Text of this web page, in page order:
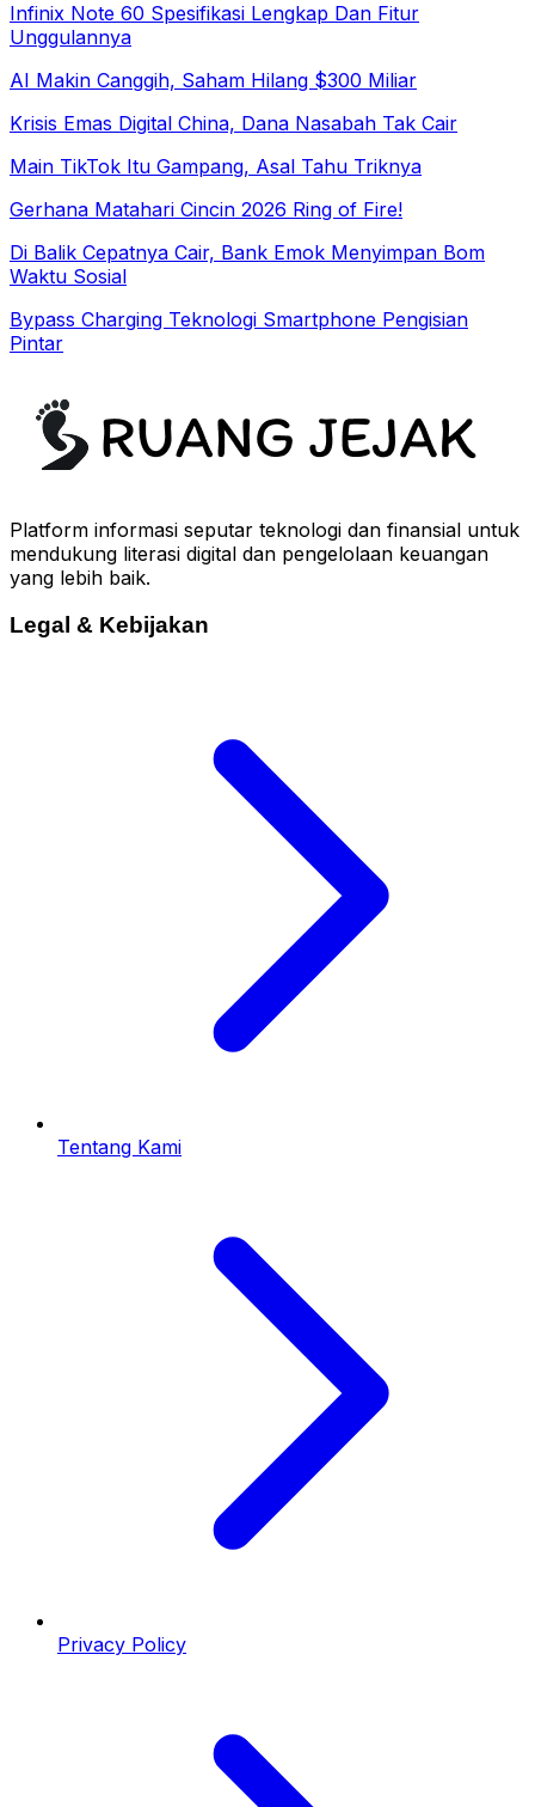
Infinix Note 60 Spesifikasi Lengkap Dan Fitur
Unggulannya
AI Makin Canggih, Saham Hilang $300 Miliar
Krisis Emas Digital China, Dana Nasabah Tak Cair
Main TikTok Itu Gampang, Asal Tahu Triknya
Gerhana Matahari Cincin 2026 Ring of Fire!
Di Balik Cepatnya Cair, Bank Emok Menyimpan Bom
Waktu Sosial
Bypass Charging Teknologi Smartphone Pengisian
Pintar
Platform informasi seputar teknologi dan finansial untuk
mendukung literasi digital dan pengelolaan keuangan
yang lebih baik.
Legal & Kebijakan
Tentang Kami
Privacy Policy